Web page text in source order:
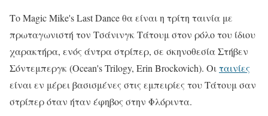
ΤοMagic Mike's Last Dance θα είναι η τρίτη ταινία με
πρωταγωνιστή τον Τσάνινγκ Τάτουμ στον ρόλο του ίδιου
χαρακτήρα, ενός άντρα στρίπερ, σε σκηνοθεσία Στήβεν
Σόντεμπεργκ (Ocean's Trilogy, Erin Brockovich). Οιταινίες
είναι εν μέρει βασισμένες στις εμπειρίες του Τάτουμ σαν
στρίπερ όταν ήταν έφηβος στην Φλόριντα.